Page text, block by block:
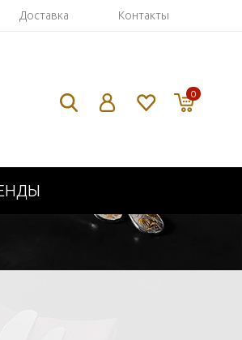
Доставка Контакты
0